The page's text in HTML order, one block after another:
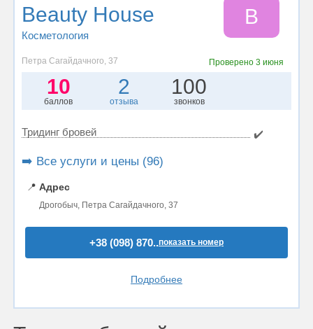
Beauty House
Косметология
B
Петра Сагайдачного, 37 Проверено3 июня
10
баллов
2
отзыва
100
звонков
Тридинг бровей ✔️
➡️ Все услуги и цены (96)
📍 Адрес
Дрогобыч, Петра Сагайдачного, 37
+38 (098) 870..показать номер
Подробнее